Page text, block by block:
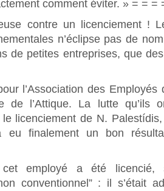
comment éviter. » = = =
contre un licenciement !
n’éclipse pas de
de petites entreprises, que
l’Association des
de l’Attique. La lutte qu’ils
licenciement de N.
eu finalement un bon
employé a été licencié,
conventionnel” : il s’était